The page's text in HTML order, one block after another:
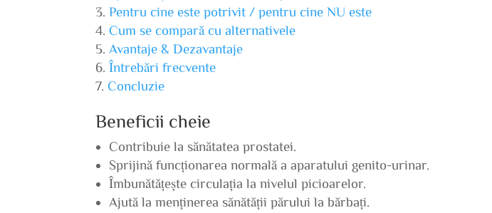
Pentru cine este potrivit / pentru cine NU este
Cum se compară cu alternativele
Avantaje & Dezavantaje
Întrebări frecvente
Concluzie
Beneficii cheie
Contribuie la sănătatea prostatei.
Sprijină funcționarea normală a aparatului genito-urinar.
Îmbunătățește circulația la nivelul picioarelor.
Ajută la menținerea sănătății părului la bărbați.